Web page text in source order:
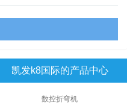
凯发k8国际的产品中心
数控折弯机